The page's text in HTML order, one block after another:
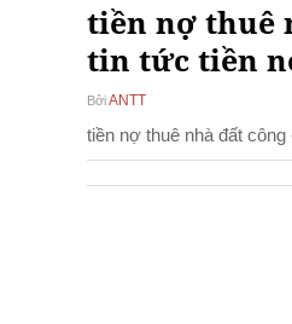
tiền nợ thuê
tin tức tiền
BởiANTT
tiền nợ thuê nhà đất